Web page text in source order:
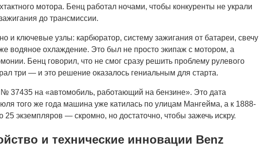
мотора. Бенц работал ночами, чтобы конкуренты не украли
до трансмиссии.
и ключевые узлы: карбюратор, систему зажигания от батареи, свечу
водяное охлаждение. Это был не просто экипаж с мотором, а
Бенц говорил, что не смог сразу решить проблему рулевого
три — и это решение оказалось гениальным для старта.
37435 на «автомобиль, работающий на бензине». Это дата
того же года машина уже катилась по улицам Мангейма, а к 1888-
экземпляров — скромно, но достаточно, чтобы зажечь искру.
и технические инновации Benz